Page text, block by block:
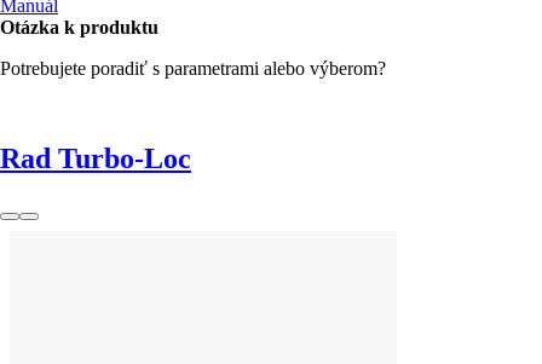
Manuál
Otázka k produktu
Potrebujete poradiť s parametrami alebo výberom?
Rad Turbo-Loc